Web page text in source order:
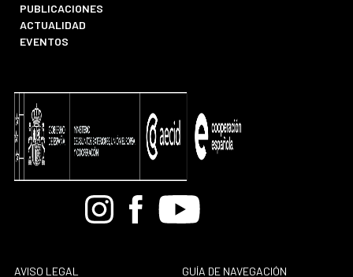
PUBLICACIONES
ACTUALIDAD
EVENTOS
BandcampInstagramFacebook
Youtube
AVISO LEGAL
GUÍA DE NAVEGACIÓN